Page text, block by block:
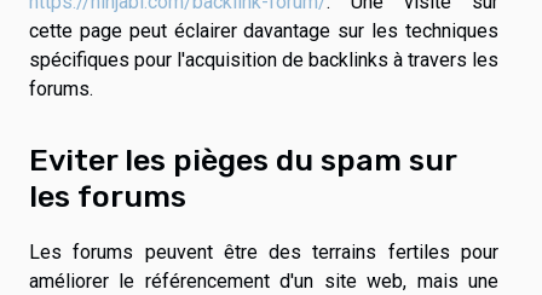
cette page peut éclairer davantage sur les techniques
spécifiques pour l'acquisition de backlinks à travers les
forums.
Eviter les pièges du spam sur
les forums
Les forums peuvent être des terrains fertiles pour
améliorer le référencement d'un site web, mais une